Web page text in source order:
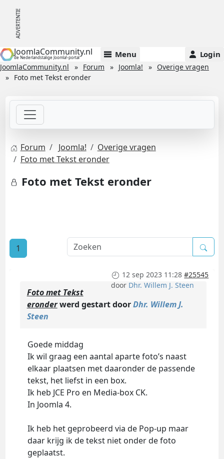
JoomlaCommunity.nl
de Nederlandstalige Joomla!-portal Menu Login
JoomlaCommunity.nl Forum Joomla!
Overige vragen
Foto met Tekst eronder
Forum Joomla!
Overige vragen
Foto met Tekst eronder
Foto met Tekst eronder
1
12 sep 2023 11:28 #25545
door Dhr. Willem J. Steen
Foto met Tekst
eronderwerd gestart doorDhr. Willem J.
Steen
Goede middag
Ik wil graag een aantal aparte foto’s naast
elkaar plaatsen met daaronder de passende
tekst, het liefst in een box.
Ik heb JCE Pro en Media-box CK.
In Joomla 4.
Ik heb het geprobeerd via de Pop-up maar
daar krijg ik de tekst niet onder de foto
geplaatst.